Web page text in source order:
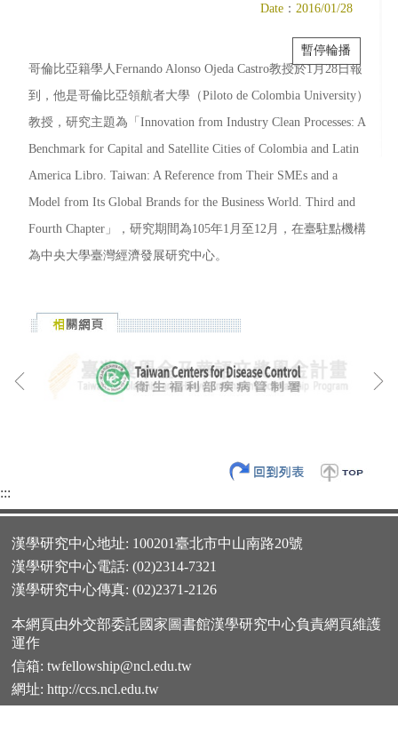
Date： 2016/01/28
哥倫比亞籍學人Fernando Alonso Ojeda Castro教授於1月28日報
到，他是哥倫比亞領航者大學（Piloto de Colombia University）
教授，研究主題為「Innovation from Industry Clean Processes: A
Benchmark for Capital and Satellite Cities of Colombia and Latin
America Libro. Taiwan: A Reference from Their SMEs and a
Model from Its Global Brands for the Business World. Third and
Fourth Chapter」，研究期間為105年1月至12月，在臺駐點機構
為中央大學臺灣經濟發展研究中心。
暫停輪播
:::
漢學研究中心地址: 100201臺北市中山南路20號
漢學研究中心電話: (02)2314-7321
漢學研究中心傳真: (02)2371-2126
本網頁由外交部委託國家圖書館漢學研究中心負責網頁維護
運作
信箱: twfellowship@ncl.edu.tw
網址: http://ccs.ncl.edu.tw